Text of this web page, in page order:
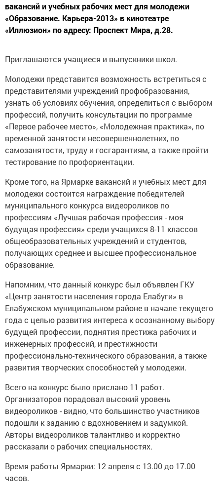
вакансий и учебных рабочих мест для молодежи
«Образование. Карьера-2013» в кинотеатре
«Иллюзион» по адресу: Проспект Мира, д.28.
Приглашаются учащиеся и выпускники школ.
Молодежи представится возможность встретиться с
представителями учреждений профобразования,
узнать об условиях обучения, определиться с выбором
профессий, получить консультации по программе
«Первое рабочее место», «Молодежная практика», по
временной занятости несовершеннолетних, по
самозанятости, труду и госгарантиям, а также пройти
тестирование по профориентации.
Кроме того, на Ярмарке вакансий и учебных мест для
молодежи состоится награждение победителей
муниципального конкурса видеороликов по
профессиям «Лучшая рабочая профессия - моя
будущая профессия» среди учащихся 8-11 классов
общеобразовательных учреждений и студентов,
получающих среднее и высшее профессиональное
образование.
Напомним, что данный конкурс был объявлен ГКУ
«Центр занятости населения города Елабуги» в
Елабужском муниципальном районе в начале текущего
года с целью развития интереса к осознанному выбору
будущей профессии, поднятия престижа рабочих и
инженерных профессий, и престижности
профессионально-технического образования, а также
развития творческих способностей у молодежи.
Всего на конкурс было прислано 11 работ.
Организаторов порадовал высокий уровень
видеороликов - видно, что большинство участников
подошли к заданию с вдохновением и задумкой.
Авторы видеороликов талантливо и корректно
рассказали о рабочих специальностях.
Время работы Ярмарки: 12 апреля с 13.00 до 17.00
часов.